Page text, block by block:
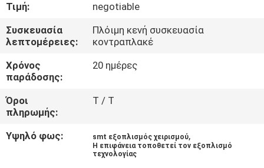
ΕΛΆΤΕ
ΣΕ
ΕΠΑΦΉ
ΜΕ
ΖΗΤΉΣΤΕ
ΈΝΑ
ΑΠΌΣΠΑΣΜΑ
Τιμή:
negotiable
Συσκευασία
λεπτομέρειες:
Πλόιμη κενή συσκευασία
κοντραπλακέ
Χρόνος
παράδοσης:
20 ημέρες
Όροι
πληρωμής:
T / T
Υψηλό φως: smt εξοπλισμός χειρισμού,
Η επιφάνεια τοποθετεί τον εξοπλισμό
τεχνολογίας